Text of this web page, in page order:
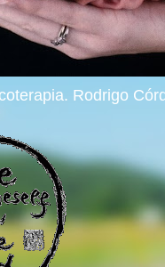
Rodrigo